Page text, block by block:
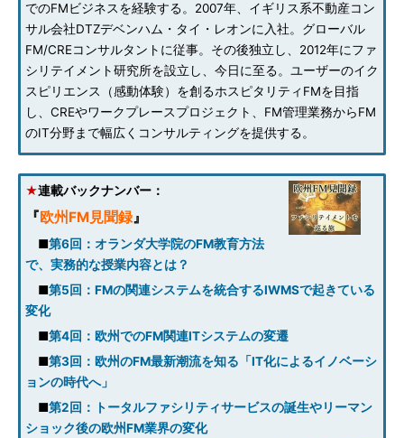
でのFMビジネスを経験する。2007年、イギリス系不動産コン
サル会社DTZデベンハム・タイ・レオンに入社。グローバル
FM/CREコンサルタントに従事。その後独立し、2012年にファ
シリテイメント研究所を設立し、今日に至る。ユーザーのイク
スピリエンス（感動体験）を創るホスピタリティFMを目指
し、CREやワークプレースプロジェクト、FM管理業務からFM
のIT分野まで幅広くコンサルティングを提供する。
★連載バックナンバー：
『欧州FM見聞録』
■第6回：オランダ大学院のFM教育方法
で、実務的な授業内容とは？
■第5回：FMの関連システムを統合するIWMSで起きている
変化
■第4回：欧州でのFM関連ITシステムの変遷
■第3回：欧州のFM最新潮流を知る「IT化によるイノベーシ
ョンの時代へ」
■第2回：トータルファシリティサービスの誕生やリーマン
ショック後の欧州FM業界の変化